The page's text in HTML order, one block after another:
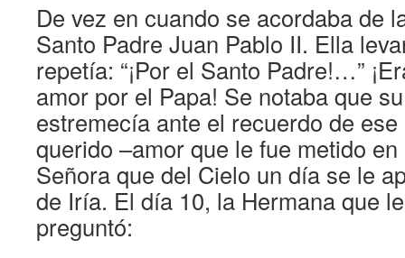
De vez en cuando se acordaba de
Santo Padre Juan Pablo II. Ella
repetía: “¡Por el Santo Padre!…”
amor por el Papa! Se notaba que
estremecía ante el recuerdo de
querido –amor que le fue metido
Señora que del Cielo un día se le
de Iría. El día 10, la Hermana que
preguntó: